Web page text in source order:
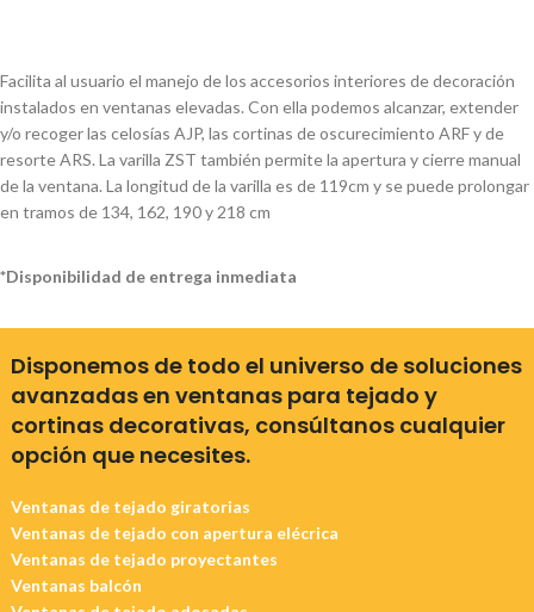
Facilita al usuario el manejo de los accesorios interiores dedecoración
instalados en ventanas elevadas. Con ella podemos alcanzar, extender
y/o recoger las celosías AJP, las cortinas de oscurecimiento ARF y de
resorte ARS. La varilla ZST también permite la apertura y cierre manual
de la ventana. La longitud de la varilla es de 119cm y se puedeprolongar
en tramos de 134, 162, 190 y 218 cm
*Disponibilidad de entrega inmediata
Disponemos de todo el universo de soluciones
avanzadas en ventanas para tejado y
cortinas decorativas, consúltanos cualquier
opción que necesites.
Ventanas de tejado giratorias
Ventanas de tejado con apertura elécrica
Ventanas de tejado proyectantes
Ventanas balcón